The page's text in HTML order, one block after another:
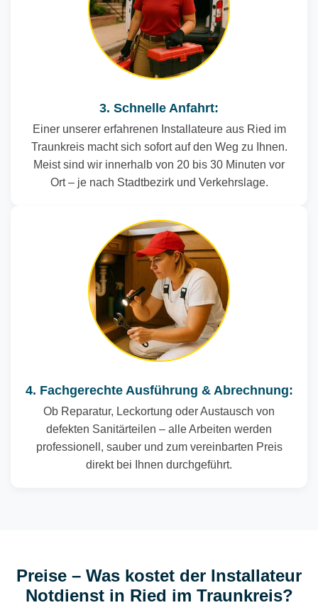
3. Schnelle Anfahrt:
Einer unserer erfahrenen Installateure aus Ried im
Traunkreis macht sich sofort auf den Weg zu Ihnen.
Meist sind wir innerhalb von 20 bis 30 Minuten vor
Ort – je nach Stadtbezirk und Verkehrslage.
4. Fachgerechte Ausführung & Abrechnung:
Ob Reparatur, Leckortung oder Austausch von
defekten Sanitärteilen – alle Arbeiten werden
professionell, sauber und zum vereinbarten Preis
direkt bei Ihnen durchgeführt.
Preise – Was kostet der Installateur
Notdienst in Ried im Traunkreis?